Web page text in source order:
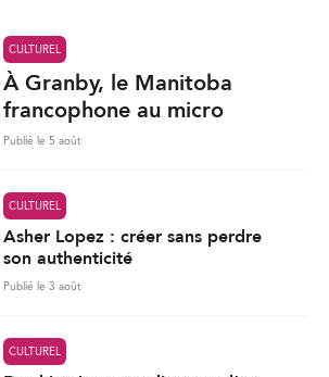
Asher Lopez : créer sans perdre
son authenticité
Publié le 3 août
Des histoires canadiennes, d’un
bout à l’autre du pays
Publié le 1 er août 2026
Charger plus de nouvelles